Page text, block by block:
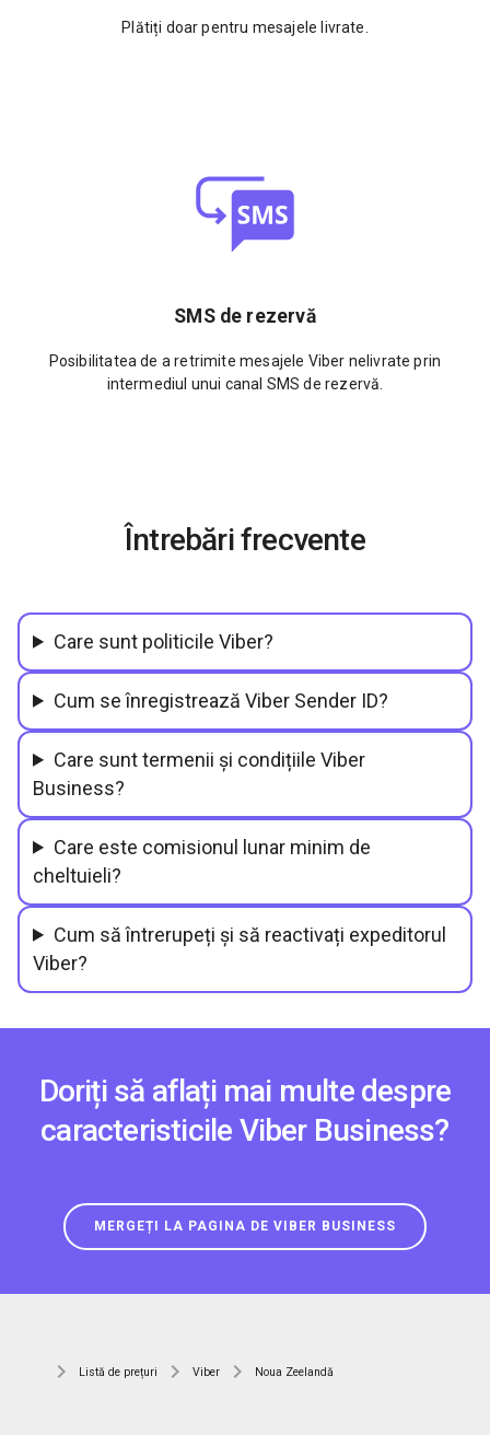
Plătiți doar pentru mesajele livrate.
SMS de rezervă
Posibilitatea de a retrimite mesajele Viber nelivrate prin
intermediul unui canal SMS de rezervă.
Întrebări frecvente
Care sunt politicile Viber?
Cum se înregistrează Viber Sender ID?
Care sunt termenii și condițiile Viber
Business?
Care este comisionul lunar minim de
cheltuieli?
Cum să întrerupeți și să reactivați expeditorul
Viber?
Doriți să aflați mai multe despre
caracteristicile Viber Business?
MERGEȚI LA PAGINA DE VIBER BUSINESS
Listă de prețuri Viber Noua Zeelandă